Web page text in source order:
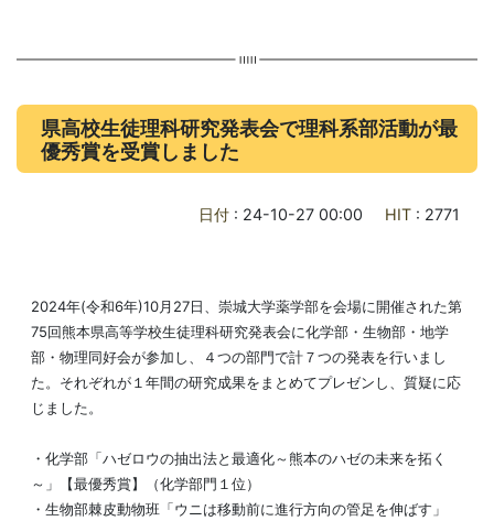
県高校生徒理科研究発表会で理科系部活動が最
優秀賞を受賞しました
日付 : 24-10-27 00:00 HIT : 2771
2024年(令和6年)10月27日、崇城大学薬学部を会場に開催された第
75回熊本県高等学校生徒理科研究発表会に化学部・生物部・地学
部・物理同好会が参加し、４つの部門で計７つの発表を行いまし
た。それぞれが１年間の研究成果をまとめてプレゼンし、質疑に応
じました。
・化学部「ハゼロウの抽出法と最適化～熊本のハゼの未来を拓く
～」【最優秀賞】（化学部門１位）
・生物部棘皮動物班「ウニは移動前に進行方向の管足を伸ばす」